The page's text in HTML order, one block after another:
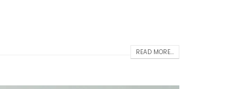
READ MORE...